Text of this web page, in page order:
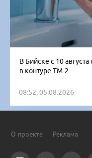
В Бийске с 10
в контуре ТМ-2
08:52, 05.08.2026
О проекте Реклама